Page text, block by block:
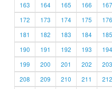
163
164 165 166 167
172
173 174 175 176
181
182 183 184 185
190
191 192 193 194
199
200 201 202 203
208
209 210 211 212